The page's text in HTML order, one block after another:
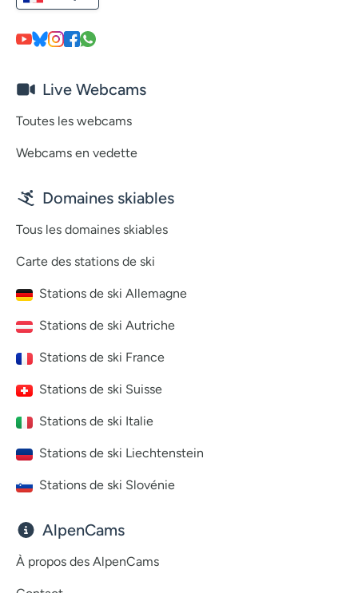
Live Webcams
Toutes les webcams
Webcams en vedette
Domaines skiables
Tous les domaines skiables
Carte des stations de ski
Stations de ski Allemagne
Stations de ski Autriche
Stations de ski France
Stations de ski Suisse
Stations de ski Italie
Stations de ski Liechtenstein
Stations de ski Slovénie
AlpenCams
À propos des AlpenCams